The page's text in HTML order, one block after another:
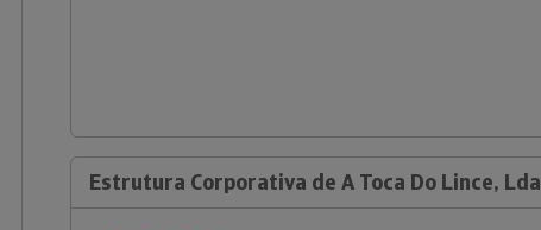
Estrutura Corporativa de A Toca Do Lince, Lda